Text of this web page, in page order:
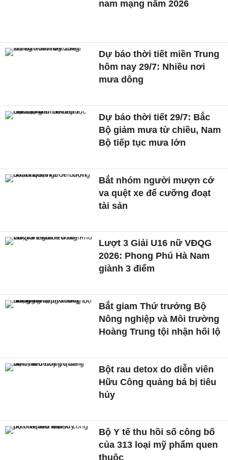
nam mạng năm 2026
Dự báo thời tiết miền Trung
hôm nay 29/7: Nhiều nơi
mưa dông
Dự báo thời tiết 29/7: Bắc
Bộ giảm mưa từ chiều, Nam
Bộ tiếp tục mưa lớn
Bắt nhóm người mượn cớ
va quệt xe để cưỡng đoạt
tài sản
Lượt 3 Giải U16 nữ VĐQG
2026: Phong Phú Hà Nam
giành 3 điểm
Bắt giam Thứ trưởng Bộ
Nông nghiệp và Môi trường
Hoàng Trung tội nhận hối lộ
Bột rau detox do diễn viên
Hữu Công quảng bá bị tiêu
hủy
Bộ Y tế thu hồi số công bố
của 313 loại mỹ phẩm quen
thuộc